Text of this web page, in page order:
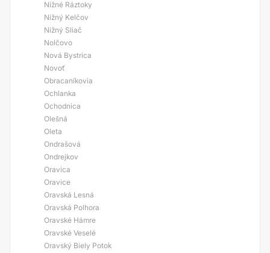
Nižné Ráztoky
Nižný Kelčov
Nižný Sliač
Nolčovo
Nová Bystrica
Novoť
Obracaníkovia
Ochlanka
Ochodnica
Olešná
Oleta
Ondrašová
Ondrejkov
Oravica
Oravice
Oravská Lesná
Oravská Polhora
Oravské Hámre
Oravské Veselé
Oravský Biely Potok